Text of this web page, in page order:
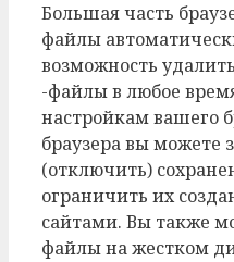
Большая часть
файлы
возможность
-файлы в любое
настройкам вашего
браузера вы можете
(отключить)
ограничить их
сайтами. Вы также
файлы на жестком